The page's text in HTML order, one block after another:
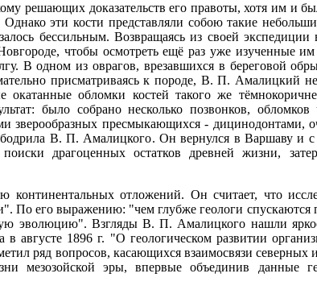
решающих доказательств его правоты, хотя им и
эти кости представляли собою такие
бессильным. Возвращаясь из своей
чтобы осмотреть ещё раз уже изученные
В одном из оврагов, врезавшихся в береговой
присматриваясь к породе, В. П. Амалицкий
обломки костей такого же
было собрано несколько позвонков,
зверообразных пресмыкающихся - дицинодонтами,
В. П. Амалицкого. Он вернулся в Варшаву и с
драгоценных остатков древней жизни,
континентальных отложений. Он считает, что
По его выражению: "чем глубже геологи спускаются
эволюцию". Взгляды В. П. Амалицкого нашли
в августе 1896 г. "О геологическом развитии
ряд вопросов, касающихся взаимосвязи
мезозойской эры, впервые объединив данные